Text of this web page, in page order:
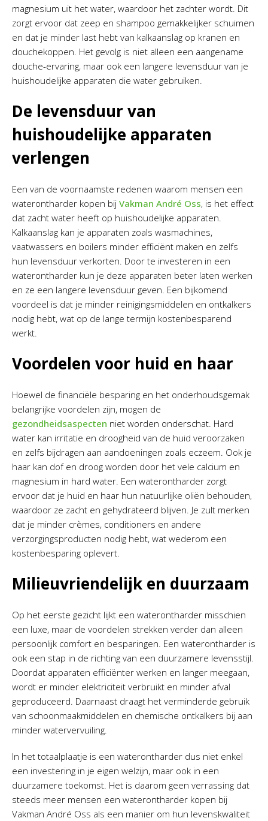
magnesium uit het water, waardoor het zachter wordt. Dit
zorgt ervoor dat zeep en shampoo gemakkelijker schuimen
en dat je minder last hebt van kalkaanslag op kranen en
douchekoppen. Het gevolg is niet alleen een aangename
douche-ervaring, maar ook een langere levensduur van je
huishoudelijke apparaten die water gebruiken.
De levensduur van
huishoudelijke apparaten
verlengen
Een van de voornaamste redenen waarom mensen een
waterontharder kopen bij Vakman André Oss, is het effect
dat zacht water heeft op huishoudelijke apparaten.
Kalkaanslag kan je apparaten zoals wasmachines,
vaatwassers en boilers minder efficiënt maken en zelfs
hun levensduur verkorten. Door te investeren in een
waterontharder kun je deze apparaten beter laten werken
en ze een langere levensduur geven. Een bijkomend
voordeel is dat je minder reinigingsmiddelen en ontkalkers
nodig hebt, wat op de lange termijn kostenbesparend
werkt.
Voordelen voor huid en haar
Hoewel de financiële besparing en het onderhoudsgemak
belangrijke voordelen zijn, mogen de
gezondheidsaspecten niet worden onderschat. Hard
water kan irritatie en droogheid van de huid veroorzaken
en zelfs bijdragen aan aandoeningen zoals eczeem. Ook je
haar kan dof en droog worden door het vele calcium en
magnesium in hard water. Een waterontharder zorgt
ervoor dat je huid en haar hun natuurlijke oliën behouden,
waardoor ze zacht en gehydrateerd blijven. Je zult merken
dat je minder crèmes, conditioners en andere
verzorgingsproducten nodig hebt, wat wederom een
kostenbesparing oplevert.
Milieuvriendelijk en duurzaam
Op het eerste gezicht lijkt een waterontharder misschien
een luxe, maar de voordelen strekken verder dan alleen
persoonlijk comfort en besparingen. Een waterontharder is
ook een stap in de richting van een duurzamere levensstijl.
Doordat apparaten efficiënter werken en langer meegaan,
wordt er minder elektriciteit verbruikt en minder afval
geproduceerd. Daarnaast draagt het verminderde gebruik
van schoonmaakmiddelen en chemische ontkalkers bij aan
minder watervervuiling.
In het totaalplaatje is een waterontharder dus niet enkel
een investering in je eigen welzijn, maar ook in een
duurzamere toekomst. Het is daarom geen verrassing dat
steeds meer mensen een waterontharder kopen bij
Vakman André Oss als een manier om hun levenskwaliteit